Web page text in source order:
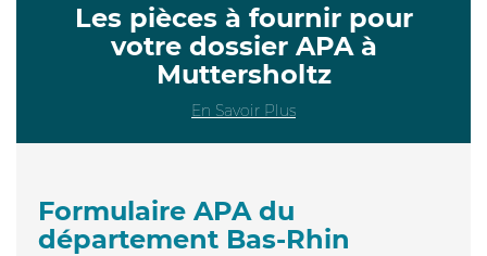
Les pièces à fournir pour
votre dossier APA à
Muttersholtz
En Savoir Plus
Formulaire APA du
département Bas-Rhin